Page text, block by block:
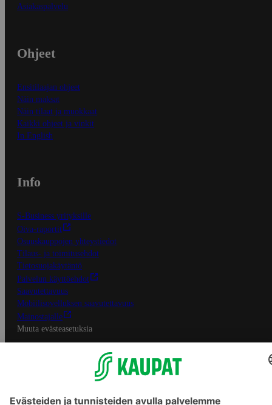
Asiakaspalvelu
Ohjeet
Ensitilaajan ohjeet
Näin maksat
Näin tilaat ja muokkaat
Kaikki ohjeet ja vinkit
In English
Info
S-Business yrityksille
Oiva-raportit
Osuuskauppojen yhteystiedot
Tilaus- ja toimitusehdot
Tietosuojakäytäntö
Palvelun käyttöehdot
Saavutettavuus
Mobiilisovelluksen saavutettavuus
Mainostajalle
Muuta evästeasetuksia
S-ryhmän palvelut